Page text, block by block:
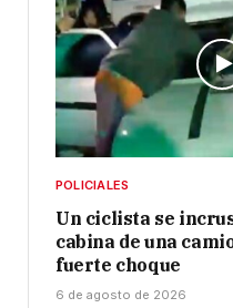
POLICIALES
Un ciclista se
cabina de una
fuerte choque
6 de agosto de 2026